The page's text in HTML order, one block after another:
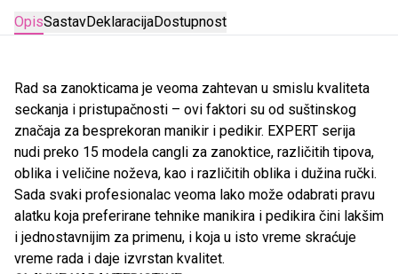
OpisSastavDeklaracijaDostupnost
Rad sa zanokticama je veoma zahtevan u smislu kvaliteta
seckanja i pristupačnosti – ovi faktori su od suštinskog
značaja za besprekoran manikir i pedikir. EXPERT serija
nudi preko 15 modela cangli za zanoktice, različitih tipova,
oblika i veličine noževa, kao i različitih oblika i dužina ručki.
Sada svaki profesionalac veoma lako može odabrati pravu
alatku koja preferirane tehnike manikira i pedikira čini lakšim
i jednostavnijim za primenu, i koja u isto vreme skraćuje
vreme rada i daje izvrstan kvalitet.